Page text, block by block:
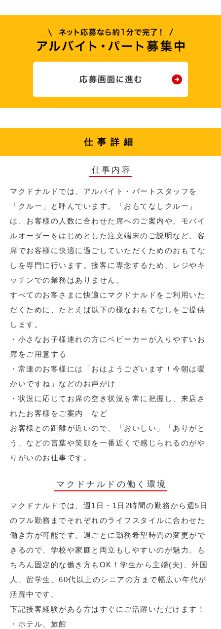
仕事詳細
仕事内容
マクドナルドでは、アルバイト・パートスタッフを
「クルー」と呼んでいます。「おもてなしクルー」
は、お客様の人数に合わせた席へのご案内や、モバイ
ルオーダーをはじめとした注文端末のご説明など、客
席でお客様に快適に過ごしていただくためのおもてな
しを専門に行います。接客に専念するため、レジやキ
ッチンでの業務はありません。
すべてのお客さまに快適にマクドナルドをご利用いた
だくために、たとえば以下の様なおもてなしをご提供
します。
・小さなお子様連れの方にベビーカーが入りやすいお
席をご用意する
・常連のお客様には「おはようございます！今朝は暖
かいですね」などのお声がけ
・状況に応じてお席の空き状況を常に把握し、来店さ
れたお客様をご案内 など
お客様との距離が近いので、「おいしい」「ありがと
う」などの言葉や笑顔を一番近くで感じられるのがや
りがいのお仕事です。
マクドナルドの働く環境
マクドナルドでは、週1日・1日2時間の勤務から週5日
のフル勤務までそれぞれのライフスタイルに合わせた
働き方が可能です。週ごとに勤務希望時間の変更がで
きるので、学校や家庭と両立もしやすいのが魅力。も
ちろん固定的な働き方もOK！学生から主婦(夫)、外国
人、留学生、60代以上のシニアの方まで幅広い年代が
活躍中です。
下記接客経験がある方はすぐにご活躍いただけます！
・ホテル、旅館